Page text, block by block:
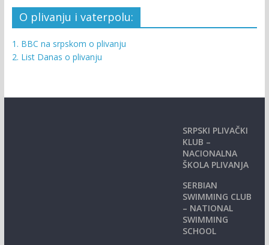
O plivanju i vaterpolu:
1. BBC na srpskom o plivanju
2. List Danas o plivanju
SRPSKI PLIVAČKI
KLUB –
NACIONALNA
ŠKOLA PLIVANJA
SERBIAN
SWIMMING CLUB
– NATIONAL
SWIMMING
SCHOOL